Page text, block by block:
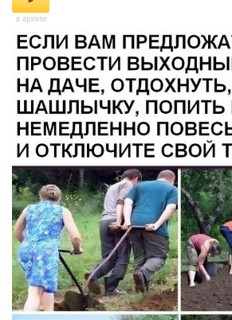
в архиве